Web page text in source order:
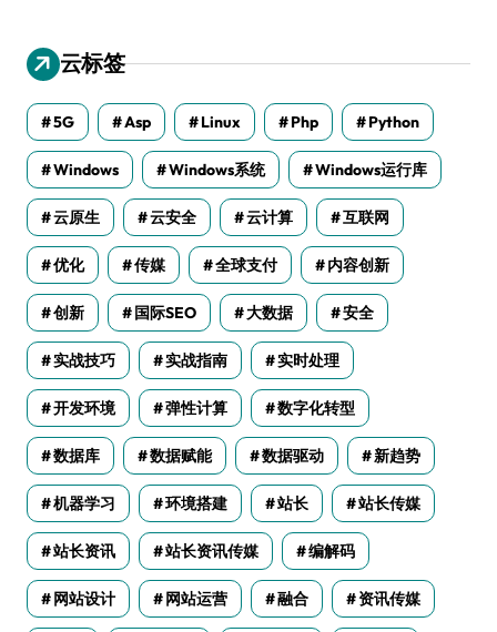
云标签
5G Asp Linux Php Python
Windows Windows系统 Windows运行库
云原生 云安全 云计算 互联网
优化 传媒 全球支付 内容创新
创新 国际SEO 大数据 安全
实战技巧 实战指南 实时处理
开发环境 弹性计算 数字化转型
数据库 数据赋能 数据驱动 新趋势
机器学习 环境搭建 站长 站长传媒
站长资讯 站长资讯传媒 编解码
网站设计 网站运营 融合 资讯传媒